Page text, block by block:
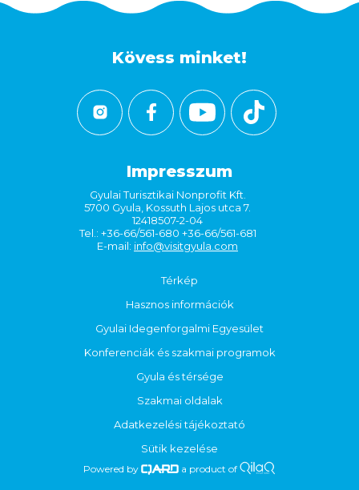
Kövess minket!
Impresszum
Gyulai Turisztikai Nonprofit Kft.
5700 Gyula, Kossuth Lajos utca 7.
12418507-2-04
Tel.: +36-66/561-680 +36-66/561-681
E-mail: info@visitgyula.com
Térkép
Hasznos információk
Gyulai Idegenforgalmi Egyesület
Konferenciák és szakmai programok
Gyula és térsége
Szakmai oldalak
Adatkezelési tájékoztató
Sütik kezelése
Powered by a product of